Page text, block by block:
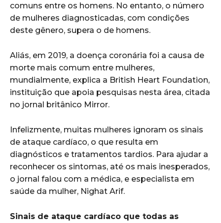
comuns entre os homens. No entanto, o número
de mulheres diagnosticadas, com condições
deste gênero, supera o de homens.
Aliás, em 2019, a doença coronária foi a causa de
morte mais comum entre mulheres,
mundialmente, explica a British Heart Foundation,
instituição que apoia pesquisas nesta área, citada
no jornal britânico Mirror.
Infelizmente, muitas mulheres ignoram os sinais
de ataque cardíaco, o que resulta em
diagnósticos e tratamentos tardios. Para ajudar a
reconhecer os sintomas, até os mais inesperados,
o jornal falou com a médica, e especialista em
saúde da mulher, Nighat Arif.
Sinais de ataque cardíaco que todas as